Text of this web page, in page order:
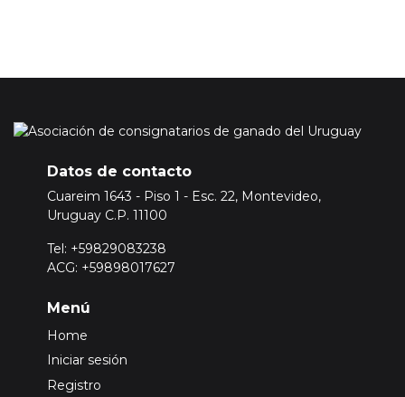
Datos de contacto
Cuareim 1643 - Piso 1 - Esc. 22, Montevideo,
Uruguay C.P. 11100
Tel: +59829083238
ACG: +59898017627
Menú
Home
Iniciar sesión
Registro